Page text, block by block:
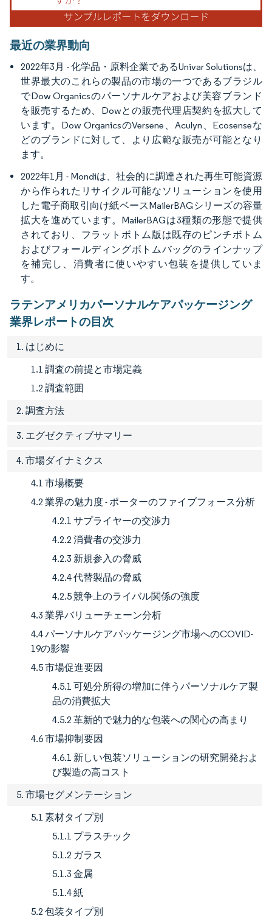
最近の業界動向
2022年3月 - 化学品・原料企業であるUnivar Solutionsは、
世界最大のこれらの製品の市場の一つであるブラジル
でDow Organicsのパーソナルケアおよび美容ブランド
を販売するため、Dowとの販売代理店契約を拡大して
います。Dow OrganicsのVersene、Aculyn、Ecosenseな
どのブランドに対して、より広範な販売が可能となり
ます。
2022年1月 - Mondiは、社会的に調達された再生可能資源
から作られたリサイクル可能なソリューションを使用
した電子商取引向け紙ベースMailerBAGシリーズの容量
拡大を進めています。MailerBAGは3種類の形態で提供
されており、フラットボトム版は既存のピンチボトム
およびフォールディングボトムバッグのラインナップ
を補完し、消費者に使いやすい包装を提供していま
す。
ラテンアメリカパーソナルケアパッケージング
業界レポートの目次
1. はじめに
1.1 調査の前提と市場定義
1.2 調査範囲
2. 調査方法
3. エグゼクティブサマリー
4. 市場ダイナミクス
4.1 市場概要
4.2 業界の魅力度 - ポーターのファイブフォース分析
4.2.1 サプライヤーの交渉力
4.2.2 消費者の交渉力
4.2.3 新規参入の脅威
4.2.4 代替製品の脅威
4.2.5 競争上のライバル関係の強度
4.3 業界バリューチェーン分析
4.4 パーソナルケアパッケージング市場へのCOVID-
19の影響
4.5 市場促進要因
4.5.1 可処分所得の増加に伴うパーソナルケア製
品の消費拡大
4.5.2 革新的で魅力的な包装への関心の高まり
4.6 市場抑制要因
4.6.1 新しい包装ソリューションの研究開発およ
び製造の高コスト
5. 市場セグメンテーション
5.1 素材タイプ別
5.1.1 プラスチック
5.1.2 ガラス
5.1.3 金属
5.1.4 紙
5.2 包装タイプ別